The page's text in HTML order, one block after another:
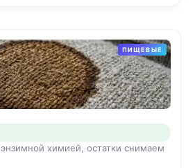
ПИЩЕВЫЕ
химией, остатки снимаем